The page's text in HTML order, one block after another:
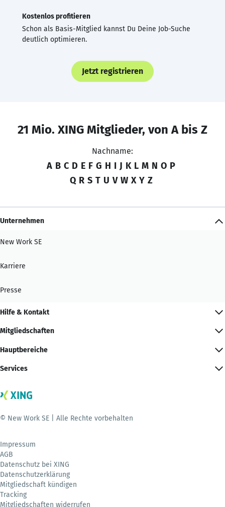
Kostenlos profitieren
Schon als Basis-Mitglied kannst Du Deine Job-Suche
deutlich optimieren.
Jetzt registrieren
21 Mio. XING Mitglieder, von A bis Z
Nachname:
A B C D E F G H I J K L M N O P
Q R S T U V W X Y Z
Unternehmen
New Work SE
Karriere
Presse
Hilfe & Kontakt
Mitgliedschaften
Hauptbereiche
Services
© New Work SE | Alle Rechte vorbehalten
Impressum
AGB
Datenschutz bei XING
Datenschutzerklärung
Mitgliedschaft kündigen
Tracking
Mitgliedschaften widerrufen